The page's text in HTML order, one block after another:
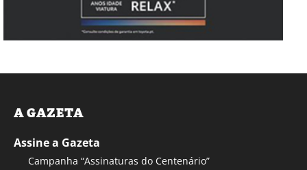
A GAZETA
Assine a Gazeta
Campanha “Assinaturas do Centenário”